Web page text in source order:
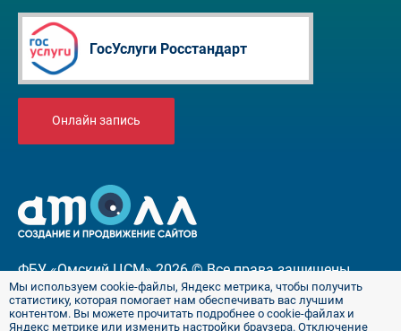
ГосУслуги Росстандарт
Онлайн запись
ФБУ «Омский ЦСМ» 2026 © Все права защищены
Соответствует ПП № 2560 от 31.12.2022
Политика в отношении обработки персональных
Мы используем cookie-файлы, Яндекс метрика, чтобы получить
статистику, которая помогает нам обеспечивать вас лучшим
контентом. Вы можете прочитать подробнее о cookie-файлах и
Яндекс метрике или изменить настройки браузера. Отключение